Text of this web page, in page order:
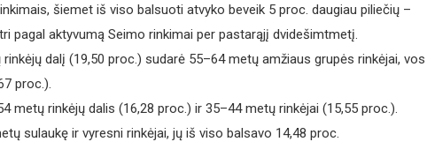
šiemet iš viso balsuoti atvyko beveik 5 proc. daugiau piliečių –
pagal aktyvumą Seimo rinkimai per pastarąjį dvidešimtmetį.
dalį (19,50 proc.) sudarė 55–64 metų amžiaus grupės rinkėjai, vos
proc.).
metų rinkėjų dalis (16,28 proc.) ir 35–44 metų rinkėjai (15,55 proc.).
sulaukę ir vyresni rinkėjai, jų iš viso balsavo 14,48 proc.